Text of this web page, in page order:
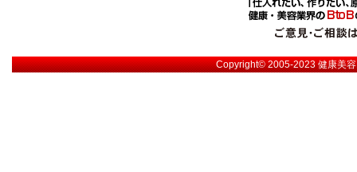
Copyright© 2005-2023健康美